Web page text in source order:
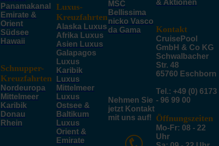
Panamakanal
Emirate &
Orient
Südsee
Hawaii
Schnupper-
Kreuzfahrten
Nordeuropa
Mittelmeer
Karibik
Donau
Rhein
Luxus-
Kreuzfahrten
Alaska Luxus
Afrika Luxus
Asien Luxus
Galapagos
Luxus
Karibik
Luxus
Mittelmeer
Luxus
Ostsee &
Baltikum
Luxus
Orient &
Emirate
MSC
Bellissima
nicko Vasco
da Gama
Nehmen Sie
jetzt Kontakt
mit uns auf!
& Aktionen
Kontakt
CruisePool
GmbH & Co KG
Schwalbacher
Str. 48
65760 Eschborn
Tel.: +49 (0) 6173
- 96 99 00
Öffnungszeiten
Mo-Fr: 08 - 22
Uhr